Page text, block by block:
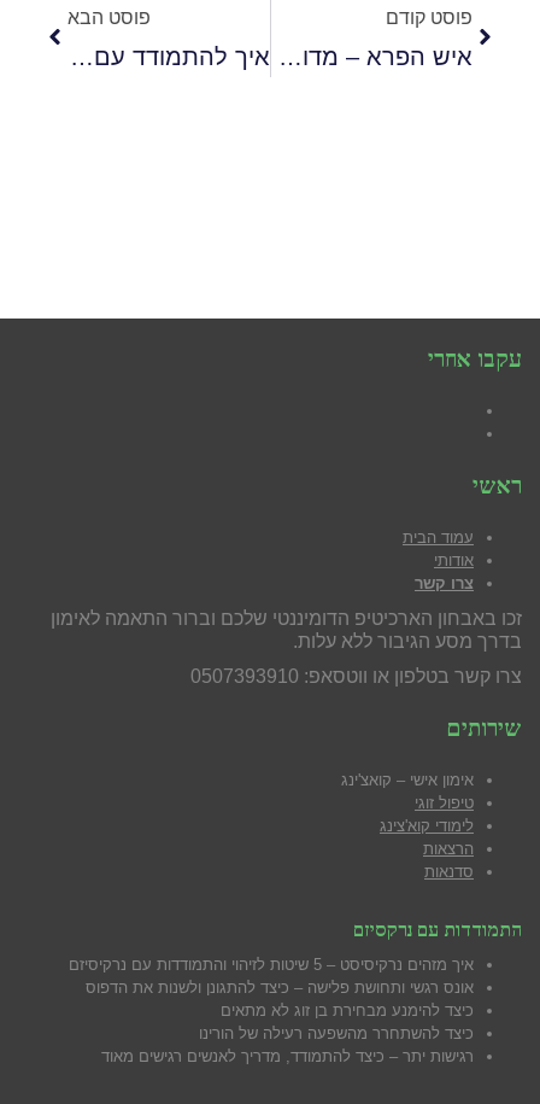
פוסט קודם
איש הפרא – מדוע אנו מפחדים מהחלק הפראי בתוכינו,
פוסט הבא
איך להתמודד עם בריון
עקבו אחרי
ראשי
עמוד הבית
אודותי
צרו קשר
זכו באבחון הארכיטיפ הדומיננטי שלכם וברור התאמה לאימון
בדרך מסע הגיבור ללא עלות.
צרו קשר בטלפון או ווטסאפ: 0507393910
שירותים
אימון אישי – קואצ'ינג
טיפול זוגי
לימודי קוא'צינג
הרצאות
סדנאות
התמודדות עם נרקסיזם
איך מזהים נרקיסיסט – 5 שיטות לזיהוי והתמודדות עם נרקיסיזם
אונס רגשי ותחושת פלישה – כיצד להתגונן ולשנות את הדפוס
כיצד להימנע מבחירת בן זוג לא מתאים
כיצד להשתחרר מהשפעה רעילה של הורינו
רגישות יתר – כיצד להתמודד, מדריך לאנשים רגישים מאוד